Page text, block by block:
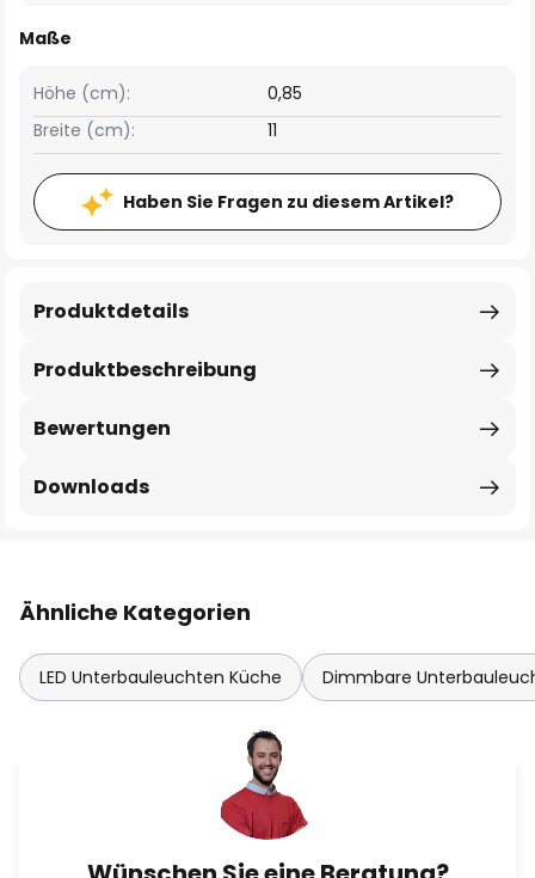
Maße
Breite (cm): 11
Höhe (cm): 0,85
Haben Sie Fragen zu diesem Artikel?
Produktbeschreibung
Produktdetails
Bewertungen
Downloads
Ähnliche Kategorien
LED Unterbauleuchten Küche Dimmbare